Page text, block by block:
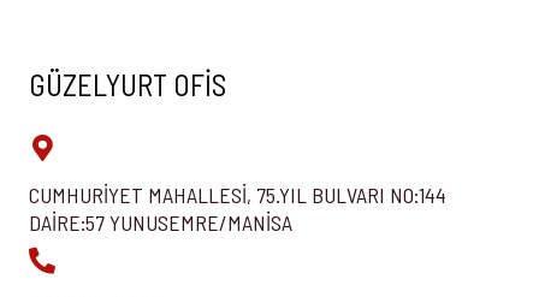
GÜZELYURT OFIS
CUMHURIYET MAHALLESI, 75.YIL BULVARI NO:144
DAIRE:57 YUNUSEMRE/MANISA